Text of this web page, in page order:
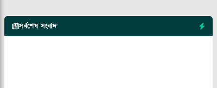
সর্বশেষ সংবাদ